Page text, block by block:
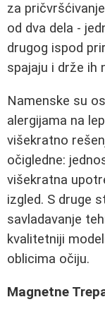
za
od dva dela -
drugog ispod
spajaju i drže ih
Namenske su
alergijama na
višekratno
očigledne:
višekratna
izgled. S druge
savladavanje
kvalitetniji
oblicima očiju.
Magnetne